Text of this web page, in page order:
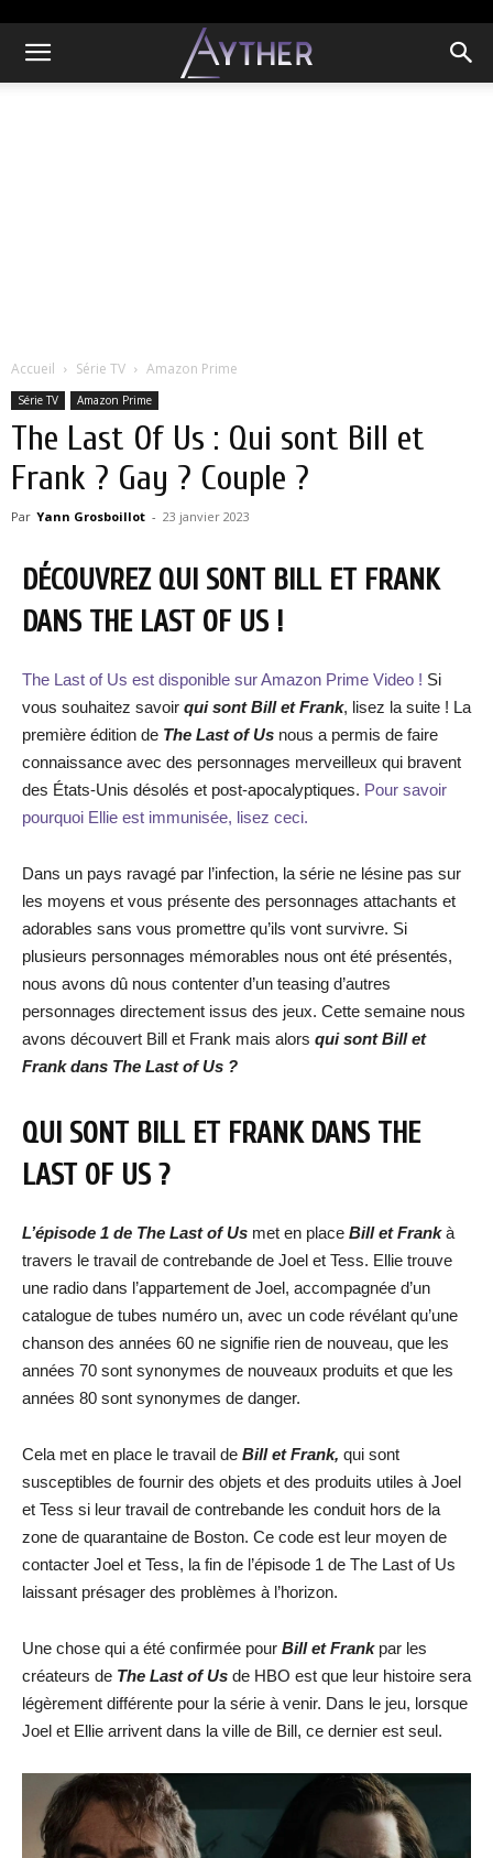
Accueil Série TV Amazon Prime
Série TV Amazon Prime
The Last Of Us : Qui sont Bill et
Frank ? Gay ? Couple ?
Par Yann Grosboillot - 23 janvier 2023
DÉCOUVREZ QUI SONT BILL ET FRANK
DANS THE LAST OF US !
The Last of Us est disponible sur Amazon Prime Video ! Si
vous souhaitez savoir qui sont Bill et Frank, lisez la suite ! La
première édition de The Last of Us nous a permis de faire
connaissance avec des personnages merveilleux qui bravent
des États-Unis désolés et post-apocalyptiques. Pour savoir
pourquoi Ellie est immunisée, lisez ceci.
Dans un pays ravagé par l’infection, la série ne lésine pas sur
les moyens et vous présente des personnages attachants et
adorables sans vous promettre qu’ils vont survivre. Si
plusieurs personnages mémorables nous ont été présentés,
nous avons dû nous contenter d’un teasing d’autres
personnages directement issus des jeux. Cette semaine nous
avons découvert Bill et Frank mais alors qui sont Bill et
Frank dans The Last of Us ?
QUI SONT BILL ET FRANK DANS THE
LAST OF US ?
L’épisode 1 de The Last of Us met en place Bill et Frankà
travers le travail de contrebande de Joel et Tess. Ellie trouve
une radio dans l’appartement de Joel, accompagnée d’un
catalogue de tubes numéro un, avec un code révélant qu’une
chanson des années 60 ne signifie rien de nouveau, que les
années 70 sont synonymes de nouveaux produits et que les
années 80 sont synonymes de danger.
Cela met en place le travail de Bill et Frank, qui sont
susceptibles de fournir des objets et des produits utiles à Joel
et Tess si leur travail de contrebande les conduit hors de la
zone de quarantaine de Boston. Ce code est leur moyen de
contacter Joel et Tess, la fin de l’épisode 1 de The Last of Us
laissant présager des problèmes à l’horizon.
Une chose qui a été confirmée pour Bill et Frankpar les
créateurs de The Last of Us de HBO est que leur histoire sera
légèrement différente pour la série à venir. Dans le jeu, lorsque
Joel et Ellie arrivent dans la ville de Bill, ce dernier est seul.